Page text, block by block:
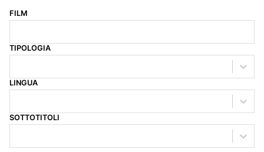
MANIFESTI
RASSEGNA STAMPA
FONDI ESTERNI
FILM
TIPOLOGIA
LINGUA
SOTTOTITOLI